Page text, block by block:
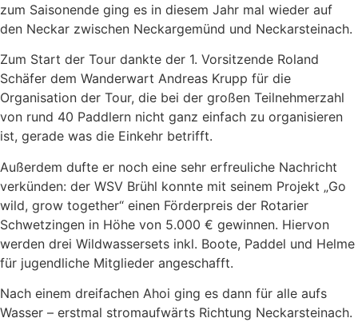
zum Saisonende ging es in diesem Jahr mal wieder auf
den Neckar zwischen Neckargemünd und Neckarsteinach.
Zum Start der Tour dankte der 1. Vorsitzende Roland
Schäfer dem Wanderwart Andreas Krupp für die
Organisation der Tour, die bei der großen Teilnehmerzahl
von rund 40 Paddlern nicht ganz einfach zu organisieren
ist, gerade was die Einkehr betrifft.
Außerdem dufte er noch eine sehr erfreuliche Nachricht
verkünden: der WSV Brühl konnte mit seinem Projekt „Go
wild, grow together“ einen Förderpreis der Rotarier
Schwetzingen in Höhe von 5.000 € gewinnen. Hiervon
werden drei Wildwassersets inkl. Boote, Paddel und Helme
für jugendliche Mitglieder angeschafft.
Nach einem dreifachen Ahoi ging es dann für alle aufs
Wasser – erstmal stromaufwärts Richtung Neckarsteinach.